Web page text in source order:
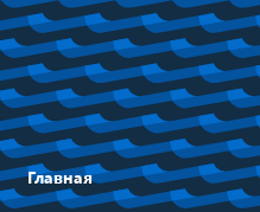
Главная